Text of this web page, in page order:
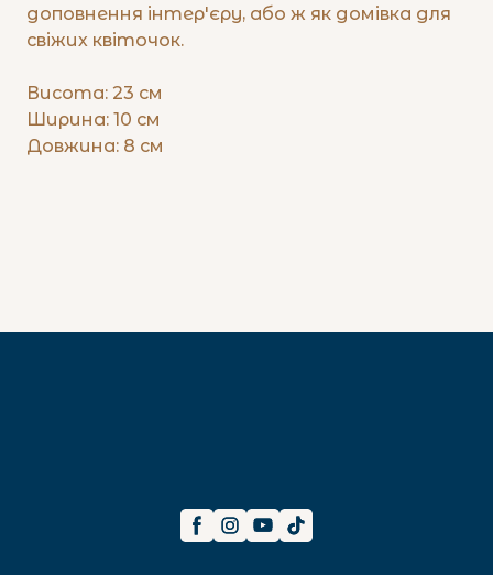
доповнення інтер'єру, або ж як домівка для
свіжих квіточок.
Висота: 23 см
Ширина: 10 см
Довжина: 8 см